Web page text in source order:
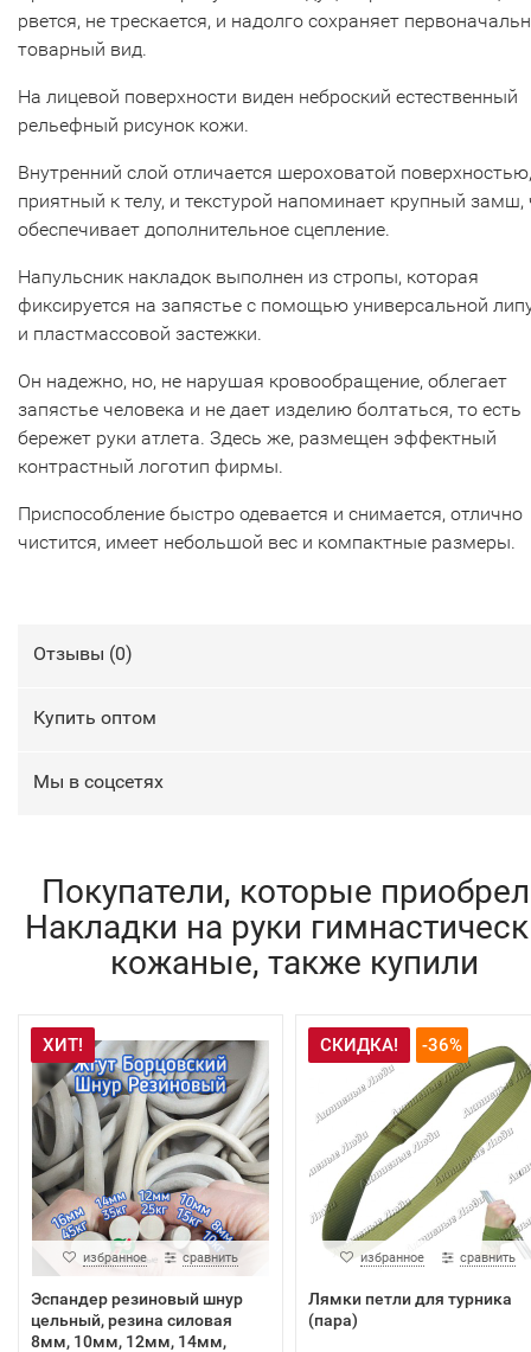
рвется, не трескается, и надолго сохраняет
товарный вид.
На лицевой поверхности виден неброский естественный
рельефный рисунок кожи.
Внутренний слой отличается шероховатой
приятный к телу, и текстурой напоминает крупный замш,
обеспечивает дополнительное сцепление.
Напульсник накладок выполнен из стропы, которая
фиксируется на запястье с помощью универсальной
и пластмассовой застежки.
Он надежно, но, не нарушая кровообращение, облегает
запястье человека и не дает изделию болтаться, то есть
бережет руки атлета. Здесь же, размещен эффектный
контрастный логотип фирмы.
Приспособление быстро одевается и снимается, отлично
чистится, имеет небольшой вес и компактные размеры.
Отзывы (0)
Купить оптом
Мы в соцсетях
Покупатели, которые
Накладки на руки
кожаные, также купили
ХИТ!
избранное сравнить
Эспандер резиновый шнур
цельный, резина силовая
8мм, 10мм, 12мм, 14мм,
СКИДКА! -36%
избранное сравнить
Лямки петли для турника
(пара)